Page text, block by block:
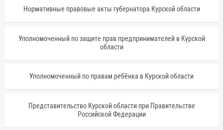
Нормативные правовые акты губернатора Курской области
Уполномоченный по защите прав предпринимателей в Курской
области
Уполномоченный по правам ребёнка в Курской области
Представительство Курской области при Правительстве
Российской Федерации